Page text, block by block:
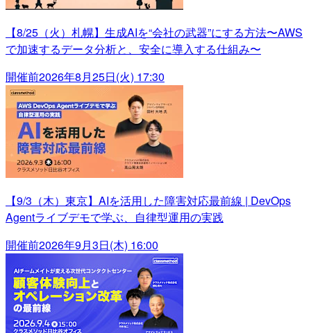
【8/25（火）札幌】生成AIを“会社の武器”にする方法〜AWS
で加速するデータ分析と、安全に導入する仕組み〜
開催前2026年8月25日(火) 17:30
【9/3（木）東京】AIを活用した障害対応最前線 | DevOps
Agentライブデモで学ぶ、自律型運用の実践
開催前2026年9月3日(木) 16:00